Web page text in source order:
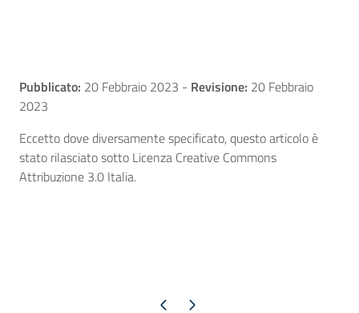
Pubblicato: 20 Febbraio 2023 - Revisione: 20 Febbraio
2023
Eccetto dove diversamente specificato, questo articolo è
stato rilasciato sotto Licenza Creative Commons
Attribuzione 3.0 Italia.
Pagina precedente
Pagina successiva